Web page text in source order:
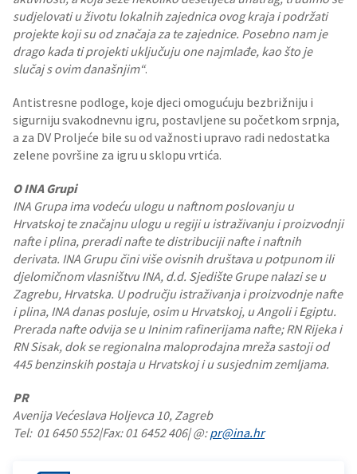
sudjelovati u životu lokalnih zajednica ovog kraja i podržati
projekte koji su od značaja za te zajednice. Posebno nam je
drago kada ti projekti uključuju one najmlađe, kao što je
slučaj s ovim današnjim“.
Antistresne podloge, koje djeci omogućuju bezbrižniju i
sigurniju svakodnevnu igru, postavljene su početkom srpnja,
a za DV Proljeće bile su od važnosti upravo radi nedostatka
zelene površine za igru u sklopu vrtića.
O INA Grupi
INA Grupa ima vodeću ulogu u naftnom poslovanju u
Hrvatskoj te značajnu ulogu u regiji u istraživanju i proizvodnji
nafte i plina, preradi nafte te distribuciji nafte i naftnih
derivata. INA Grupu čini više ovisnih društava u potpunom ili
djelomičnom vlasništvu INA, d.d. Sjedište Grupe nalazi se u
Zagrebu, Hrvatska. U području istraživanja i proizvodnje nafte
i plina, INA danas posluje, osim u Hrvatskoj, u Angoli i Egiptu.
Prerada nafte odvija se u Ininim rafinerijama nafte; RN Rijeka i
RN Sisak, dok se regionalna maloprodajna mreža sastoji od
445 benzinskih postaja u Hrvatskoj i u susjednim zemljama.
PR
Avenija Većeslava Holjevca 10, Zagreb
Tel: 01 6450 552|Fax: 01 6452 406| @:pr@ina.hr